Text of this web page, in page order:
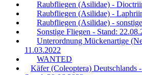
Raubfliegen (Asilidae) -
Raubfliegen (Asilidae) -
Raubfliegen (Asilidae) -
Sonstige Fliegen - Stand:
Unterordnung Mückenartige
11.03.2022
WANTED
Käfer (Coleoptera) Deutschlands